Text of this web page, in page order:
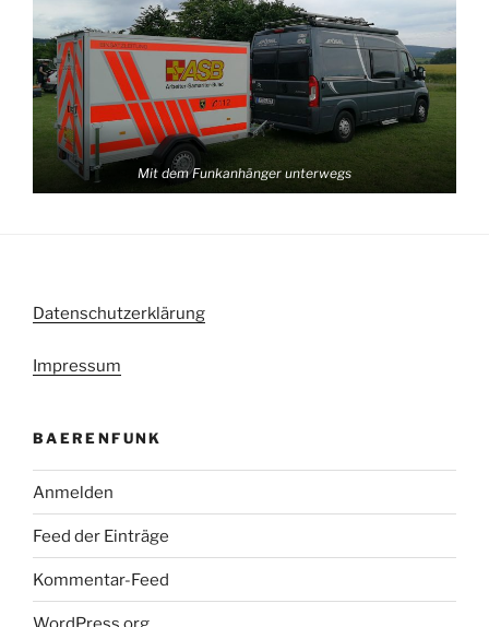
Mit dem Funkanhänger unterwegs
Datenschutzerklärung
Impressum
BAERENFUNK
Anmelden
Feed der Einträge
Kommentar-Feed
WordPress.org